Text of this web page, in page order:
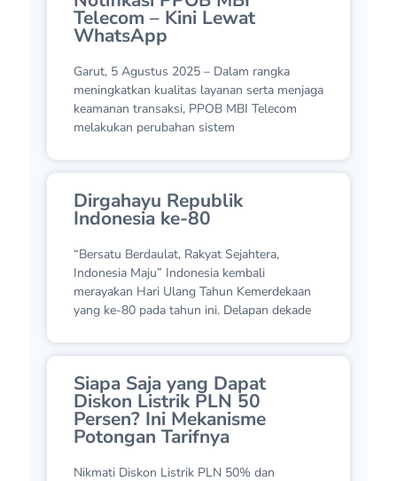
SAPARUDIN- KALIMANTAN BARAT
Rahman-Karawang
nurain mandiri- ternate
Ayyub-Luwu Luwu
abdul aziz-serang
BC TRONIK-PEMALANG
Zidan Putra Cell-Kuningan
Muhammad Farid-Pamekasan
DICKY PERMANA-BANDUNG
pridanet-bandung
Telecom – Kini Lewat
WhatsApp
Garut, 5 Agustus 2025 – Dalam rangka
meningkatkan kualitas layanan serta menjaga
keamanan transaksi, PPOB MBI Telecom
melakukan perubahan sistem
Dirgahayu Republik
Indonesia ke-80
“Bersatu Berdaulat, Rakyat Sejahtera,
Indonesia Maju” Indonesia kembali
merayakan Hari Ulang Tahun Kemerdekaan
yang ke-80 pada tahun ini. Delapan dekade
Siapa Saja yang Dapat
Diskon Listrik PLN 50
Persen? Ini Mekanisme
Potongan Tarifnya
Nikmati Diskon Listrik PLN 50% dan